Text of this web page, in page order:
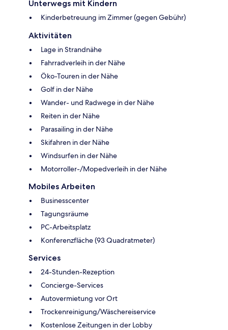
Unterwegs mit Kindern
Kinderbetreuung im Zimmer (gegen Gebühr)
Aktivitäten
Lage in Strandnähe
Fahrradverleih in der Nähe
Öko-Touren in der Nähe
Golf in der Nähe
Wander- und Radwege in der Nähe
Reiten in der Nähe
Parasailing in der Nähe
Skifahren in der Nähe
Windsurfen in der Nähe
Motorroller-/Mopedverleih in der Nähe
Mobiles Arbeiten
Businesscenter
Tagungsräume
PC-Arbeitsplatz
Konferenzfläche (93 Quadratmeter)
Services
24-Stunden-Rezeption
Concierge-Services
Autovermietung vor Ort
Trockenreinigung/Wäschereiservice
Kostenlose Zeitungen in der Lobby